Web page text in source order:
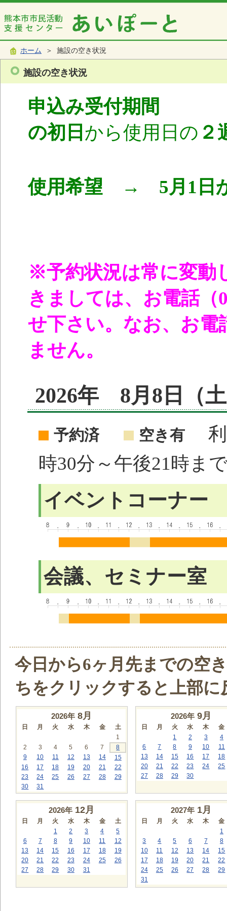
ホーム ＞ 施設の空き状況
施設の空き状況
申込み受付期間
の初日 から使用日の ２
使用希望 → 5月1日か
※予約状況は常に変動
きましては、お電話（
せ下さい。なお、お電
ません。
2026年 8月8日（
予約済 空き有
利
時30分～午後21時ま
イベントコーナー
会議、セミナー室
今日から6ヶ月先までの空
ちをクリックすると上部に
2026年 8月
日 月 火 水 木 金
土
1
2
3 4 5 6 7
8
9
10 11 12 13 14
15
16
17 18 19 20 21
22
23
24 25 26 27 28
29
30
31
2026年 9月
日 月 火 水 木
金
1
2 3
4
6
7 8 9 10
11
13
14 15 16 17
18
20
21 22 23 24
25
27
28 29 30
2026年 12月
日 月 火 水 木 金
土
1
2 3 4
5
6
7 8 9 10 11
12
13
14 15 16 17 18
19
20
21 22 23 24 25
26
27
28 29 30 31
2027年 1月
日 月 火 水 木
金
1
3
4 5 6 7
8
10
11 12 13 14
15
17
18 19 20 21
22
24
25 26 27 28
29
31